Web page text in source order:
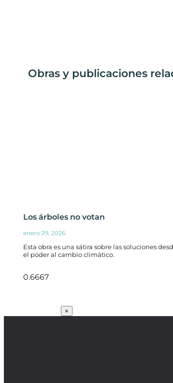
Obras y publicaciones
Los árboles no votan
enero 29, 2026
Esta obra es una sátira sobre las soluciones
el poder al cambio climático.
×